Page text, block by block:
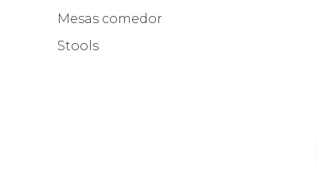
Mesas comedor
Stools